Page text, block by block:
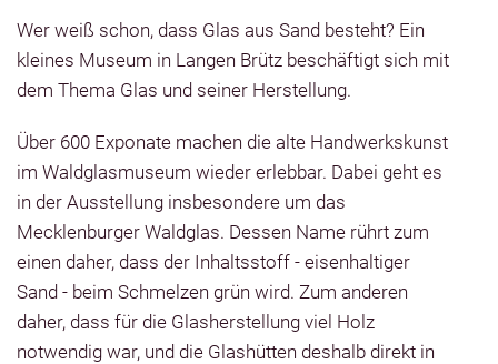
Wer weiß schon, dass Glas aus Sand besteht? Ein
kleines Museum in Langen Brütz beschäftigt sich mit
dem Thema Glas und seiner Herstellung.
Über 600 Exponate machen die alte Handwerkskunst
im Waldglasmuseum wieder erlebbar. Dabei geht es
in der Ausstellung insbesondere um das
Mecklenburger Waldglas. Dessen Name rührt zum
einen daher, dass der Inhaltsstoff - eisenhaltiger
Sand - beim Schmelzen grün wird. Zum anderen
daher, dass für die Glasherstellung viel Holz
notwendig war, und die Glashütten deshalb direkt in